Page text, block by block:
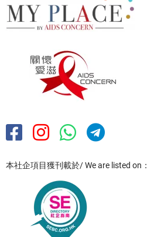
本社企項目獲刊載於/ We are listed on：